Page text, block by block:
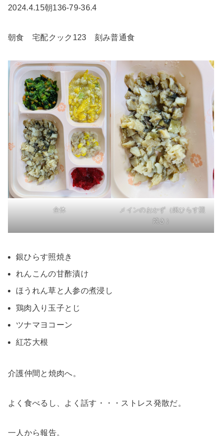
2024.4.15朝136-79-36.4
朝食 宅配クック123 刻み普通食
全体
メインのおかず（銀ひらす照
焼き）
銀ひらす照焼き
れんこんの甘酢漬け
ほうれん草と人参の煮浸し
鶏肉入り玉子とじ
ツナマヨコーン
紅芯大根
介護仲間と焼肉へ。
よく食べるし、よく話す・・・ストレス発散だ。
一人から報告。